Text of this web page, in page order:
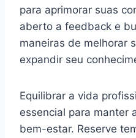
para aprimorar suas
aberto a feedback e
maneiras de melhorar
expandir seu
Equilibrar a vida
essencial para manter
bem-estar. Reserve